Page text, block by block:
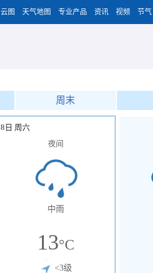
云图 天气地图 专业产品 资讯 视频 节气
周末
8日 周六
夜间
中雨
13°C
<3级